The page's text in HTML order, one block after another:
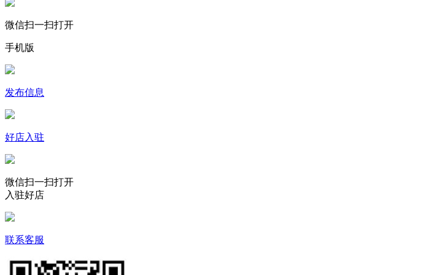
微信扫一扫打开
手机版
发布信息
好店入驻
微信扫一扫打开
入驻好店
联系客服